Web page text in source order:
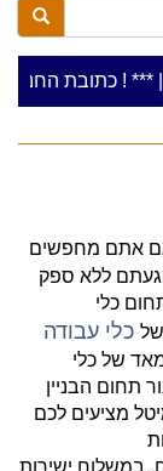
***כתובת החנות: רח' המלאכה 2, ביתן 8***כלי עבודה להשכרה בתעריף יומי משתלם ! ***
אתם מחפשים
הגעתם ללא ספק
כלי
כלי עבודה
של כלי
תחום הבניין
מציעים לכם
במשלוח ישירות